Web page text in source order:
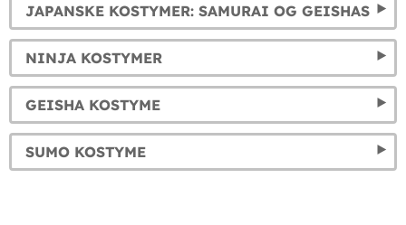
JAPANSKE KOSTYMER: SAMURAI OG GEISHAS
NINJA KOSTYMER
GEISHA KOSTYME
SUMO KOSTYME